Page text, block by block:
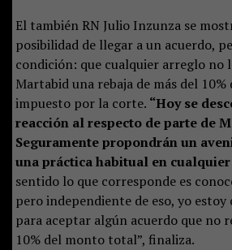
El también RN Julio Inzunza se
posibilidad de llegar a un acuerdo,
condición: que cualquier arreglo no
Martabid una rebaja de más del
impuesto por la corte. “Hoy se
reacción al respecto de parte de
Seguramente propondrán un
una práctica habitual en
sentido lo que corresponde es
pero independiente de eso, yo
para aceptar algún acuerdo que no
10% del monto total”, finaliza.